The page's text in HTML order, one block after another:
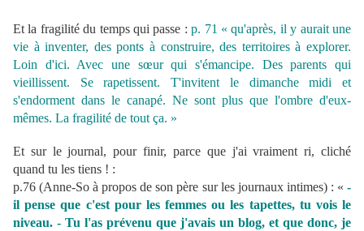
Et la fragilité du temps qui passe :p. 71 « qu'après, il y aurait une
vie à inventer, des ponts à construire, des territoires à explorer.
Loin d'ici. Avec une sœur qui s'émancipe. Des parents qui
vieillissent. Se rapetissent. T'invitent le dimanche midi et
s'endorment dans le canapé. Ne sont plus que l'ombre d'eux-
mêmes. La fragilité de tout ça. »
Et sur le journal, pour finir, parce que j'ai vraiment ri, cliché
quand tu les tiens ! :
p.76 (Anne-So à propos de son père sur les journaux intimes) : « -
il pense que c'est pour les femmes ou les tapettes, tu vois le
niveau. - Tu l'as prévenu que j'avais un blog, et que donc, je